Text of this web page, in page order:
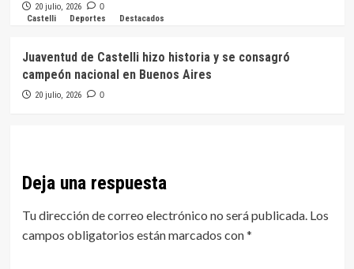
20 julio, 2026 0
Castelli Deportes Destacados
Juaventud de Castelli hizo historia y se consagró
campeón nacional en Buenos Aires
20 julio, 2026 0
Deja una respuesta
Tu dirección de correo electrónico no será publicada. Los
campos obligatorios están marcados con*